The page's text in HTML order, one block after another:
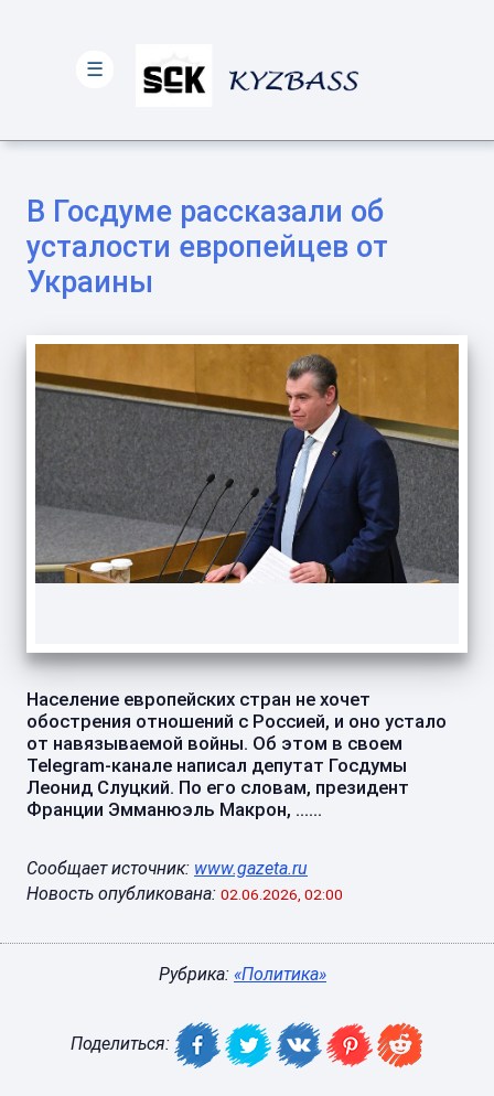
В Госдуме рассказали об
усталости европейцев от
Украины
Население европейских стран не хочет
обострения отношений с Россией, и оно устало
от навязываемой войны. Об этом в своем
Telegram-канале написал депутат Госдумы
Леонид Слуцкий. По его словам, президент
Франции Эмманюэль Макрон, ......
Сообщает источник: www.gazeta.ru
Новость опубликована: 02.06.2026, 02:00
Рубрика: «Политика»
Поделиться:
☰